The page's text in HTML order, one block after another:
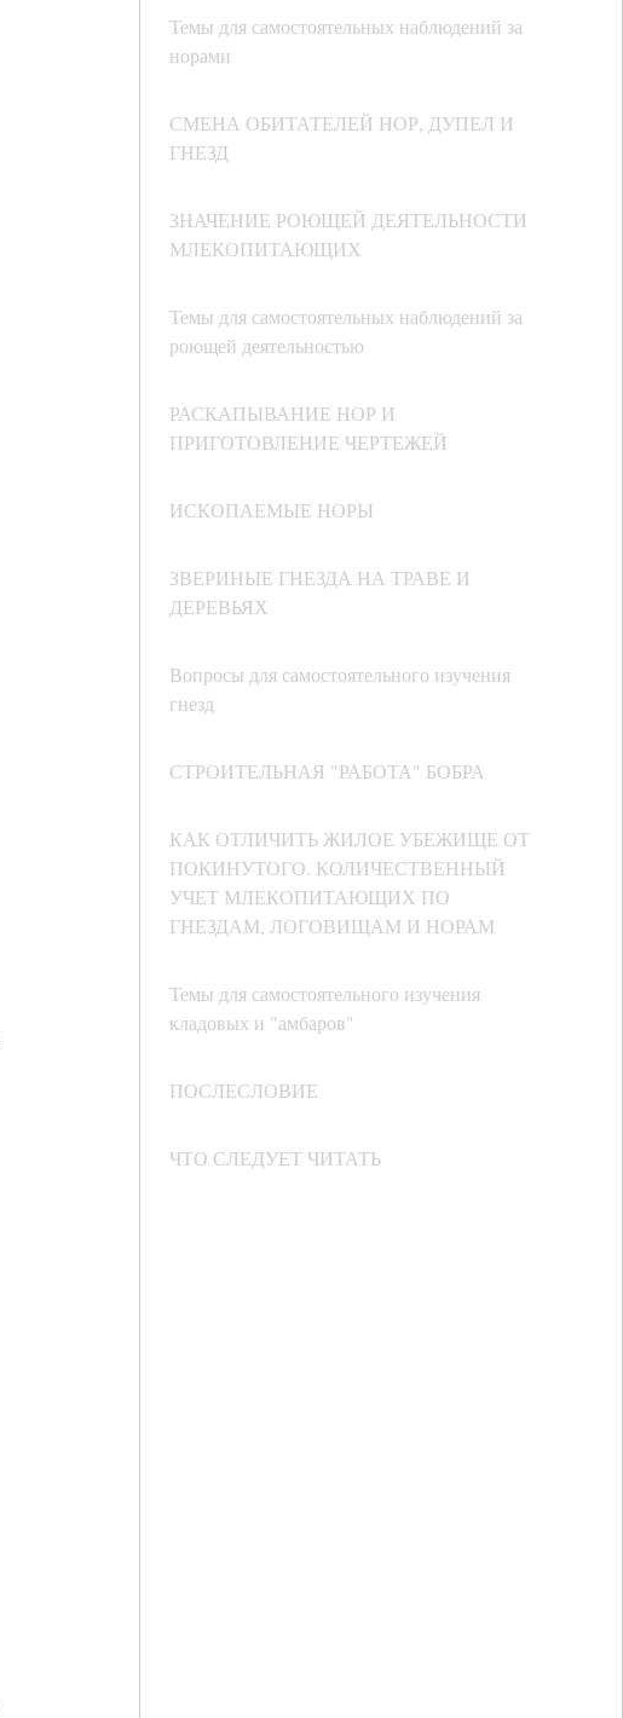
Темы для самостоятельных наблюдений за
норами
СМЕНА ОБИТАТЕЛЕЙ НОР, ДУПЕЛ И
ГНЕЗД
ЗНАЧЕНИЕ РОЮЩЕЙ ДЕЯТЕЛЬНОСТИ
МЛЕКОПИТАЮЩИХ
Темы для самостоятельных наблюдений за
роющей деятельностью
РАСКАПЫВАНИЕ НОР И
ПРИГОТОВЛЕНИЕ ЧЕРТЕЖЕЙ
ИСКОПАЕМЫЕ НОРЫ
ЗВЕРИНЫЕ ГНЕЗДА НА ТРАВЕ И
ДЕРЕВЬЯХ
Вопросы для самостоятельного изучения
гнезд
СТРОИТЕЛЬНАЯ "РАБОТА" БОБРА
КАК ОТЛИЧИТЬ ЖИЛОЕ УБЕЖИЩЕ ОТ
ПОКИНУТОГО. КОЛИЧЕСТВЕННЫЙ
УЧЕТ МЛЕКОПИТАЮЩИХ ПО
ГНЕЗДАМ, ЛОГОВИЩАМ И НОРАМ
Темы для самостоятельного изучения
кладовых и "амбаров"
ПОСЛЕСЛОВИЕ
ЧТО СЛЕДУЕТ ЧИТАТЬ